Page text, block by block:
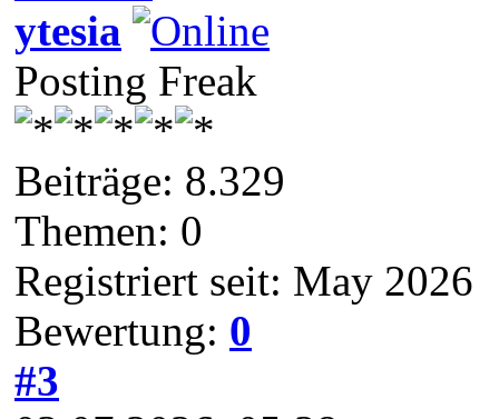
ytesia
Posting Freak
Beiträge: 8.329
Themen: 0
Registriert seit: May 2026
Bewertung: 0
#3